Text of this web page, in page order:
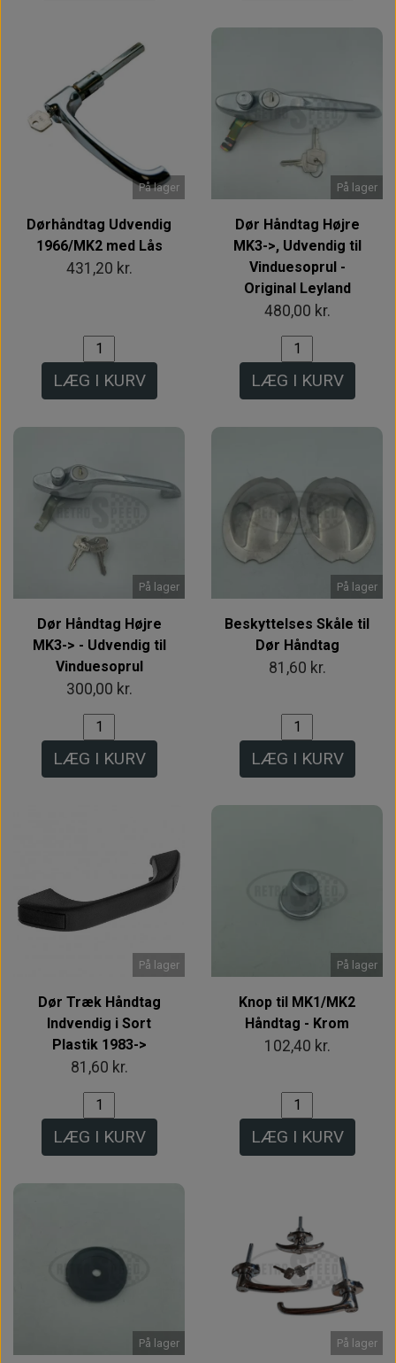
På lager
Dørhåndtag Udvendig
1966/MK2 med Lås
431,20 kr.
LÆG I KURV
På lager
Dør Håndtag Højre
MK3->, Udvendig til
Vinduesoprul -
Original Leyland
480,00 kr.
LÆG I KURV
På lager
Dør Håndtag Højre
MK3-> - Udvendig til
Vinduesoprul
300,00 kr.
LÆG I KURV
På lager
Beskyttelses Skåle til
Dør Håndtag
81,60 kr.
LÆG I KURV
På lager
Dør Træk Håndtag
Indvendig i Sort
Plastik 1983->
81,60 kr.
LÆG I KURV
På lager
Knop til MK1/MK2
Håndtag - Krom
102,40 kr.
LÆG I KURV
På lager På lager